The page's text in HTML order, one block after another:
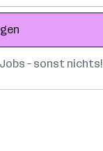
– sonst nichts!